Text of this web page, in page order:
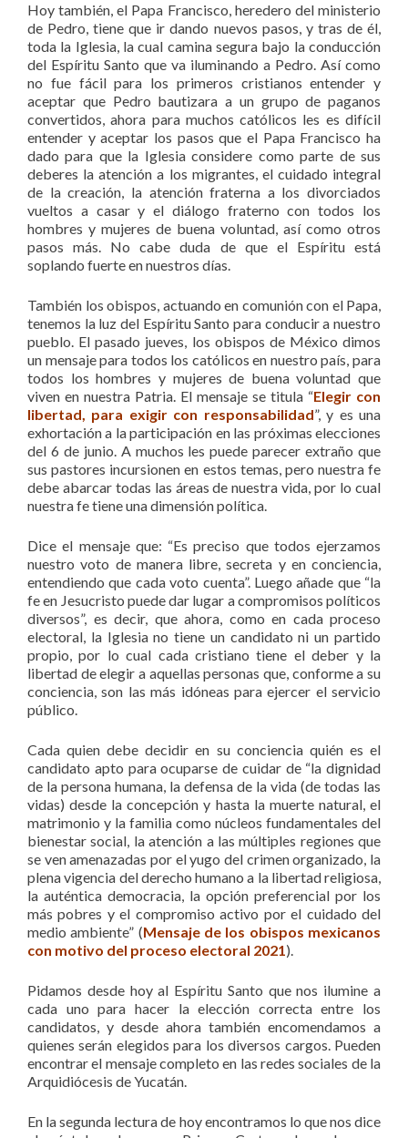
Hoy también, el Papa Francisco, heredero del ministerio
de Pedro, tiene que ir dando nuevos pasos, y tras de él,
toda la Iglesia, la cual camina segura bajo la conducción
del Espíritu Santo que va iluminando a Pedro. Así como
no fue fácil para los primeros cristianos entender y
aceptar que Pedro bautizara a un grupo de paganos
convertidos, ahora para muchos católicos les es difícil
entender y aceptar los pasos que el Papa Francisco ha
dado para que la Iglesia considere como parte de sus
deberes la atención a los migrantes, el cuidado integral
de la creación, la atención fraterna a los divorciados
vueltos a casar y el diálogo fraterno con todos los
hombres y mujeres de buena voluntad, así como otros
pasos más. No cabe duda de que el Espíritu está
soplando fuerte en nuestros días.
También los obispos, actuando en comunión con el Papa,
tenemos la luz del Espíritu Santo para conducir a nuestro
pueblo. El pasado jueves, los obispos de México dimos
un mensaje para todos los católicos en nuestro país, para
todos los hombres y mujeres de buena voluntad que
viven en nuestra Patria. El mensaje se titula “Elegir con
libertad, para exigir con responsabilidad”, y es una
exhortación a la participación en las próximas elecciones
del 6 de junio. A muchos les puede parecer extraño que
sus pastores incursionen en estos temas, pero nuestra fe
debe abarcar todas las áreas de nuestra vida, por lo cual
nuestra fe tiene una dimensión política.
Dice el mensaje que: “Es preciso que todos ejerzamos
nuestro voto de manera libre, secreta y en conciencia,
entendiendo que cada voto cuenta”. Luego añade que “la
fe en Jesucristo puede dar lugar a compromisos políticos
diversos”, es decir, que ahora, como en cada proceso
electoral, la Iglesia no tiene un candidato ni un partido
propio, por lo cual cada cristiano tiene el deber y la
libertad de elegir a aquellas personas que, conforme a su
conciencia, son las más idóneas para ejercer el servicio
público.
Cada quien debe decidir en su conciencia quién es el
candidato apto para ocuparse de cuidar de “la dignidad
de la persona humana, la defensa de la vida (de todas las
vidas) desde la concepción y hasta la muerte natural, el
matrimonio y la familia como núcleos fundamentales del
bienestar social, la atención a las múltiples regiones que
se ven amenazadas por el yugo del crimen organizado, la
plena vigencia del derecho humano a la libertad religiosa,
la auténtica democracia, la opción preferencial por los
más pobres y el compromiso activo por el cuidado del
medio ambiente” (Mensaje de los obispos mexicanos
con motivo del proceso electoral 2021).
Pidamos desde hoy al Espíritu Santo que nos ilumine a
cada uno para hacer la elección correcta entre los
candidatos, y desde ahora también encomendamos a
quienes serán elegidos para los diversos cargos. Pueden
encontrar el mensaje completo en las redes sociales de la
Arquidiócesis de Yucatán.
En la segunda lectura de hoy encontramos lo que nos dice